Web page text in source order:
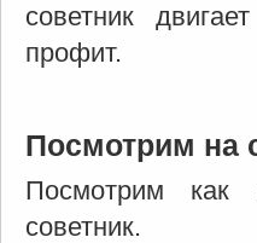
советник
профит.
Посмотрим на
Посмотрим как
советник.